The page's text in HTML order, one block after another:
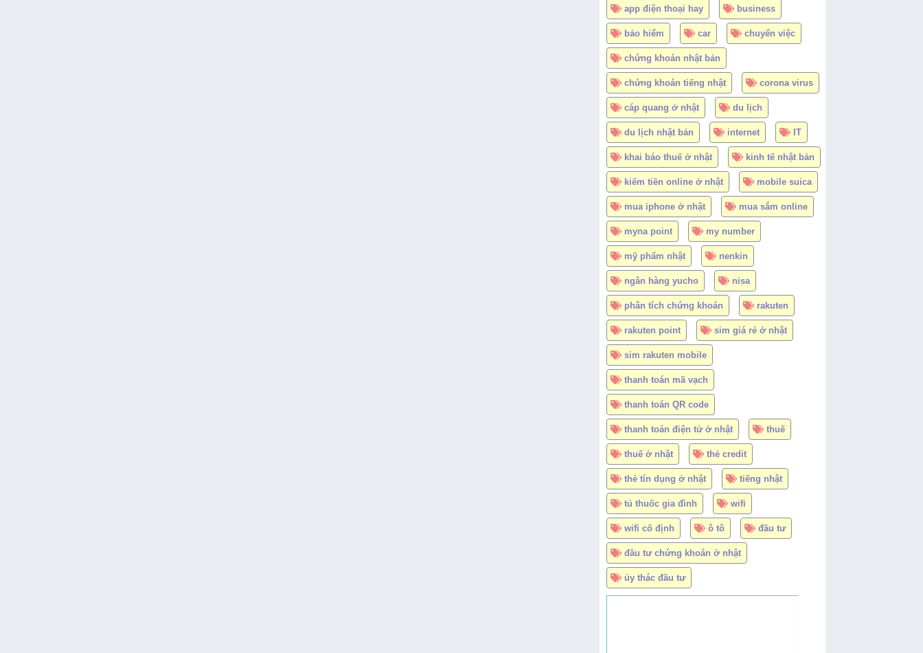
app điện thoại hay business
bảo hiểm car chuyển việc
chứng khoán nhật bản
chứng khoán tiếng nhật corona virus
cáp quang ở nhật du lịch
du lịch nhật bản internet IT
khai báo thuế ở nhật kinh tế nhật bản
kiếm tiền online ở nhật mobile suica
mua iphone ở nhật mua sắm online
myna point my number
mỹ phẩm nhật nenkin
ngân hàng yucho nisa
phân tích chứng khoán rakuten
rakuten point sim giá rẻ ở nhật
sim rakuten mobile
thanh toán mã vạch
thanh toán QR code
thanh toán điện tử ở nhật thuế
thuế ở nhật thẻ credit
thẻ tín dụng ở nhật tiếng nhật
tủ thuốc gia đình wifi
wifi cố định ô tô đầu tư
đầu tư chứng khoán ở nhật
ủy thác đầu tư